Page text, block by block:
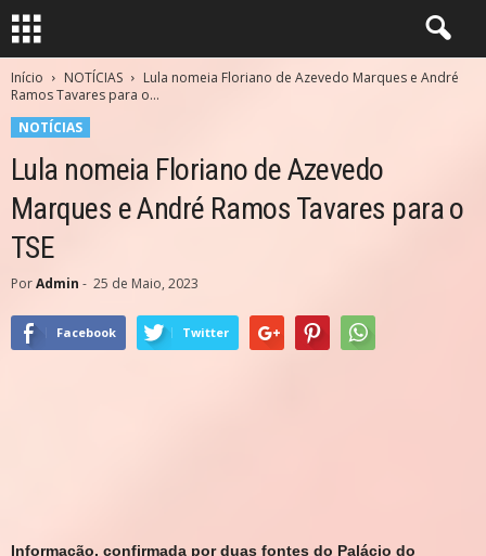
Início NOTÍCIAS
Lula nomeia Floriano de Azevedo Marques e André
Ramos Tavares para o...
NOTÍCIAS
Lula nomeia Floriano de Azevedo
Marques e André Ramos Tavares para o
TSE
PorAdmin - 25 de Maio, 2023
Facebook Twitter
Informação, confirmada por duas fontes do Palácio do